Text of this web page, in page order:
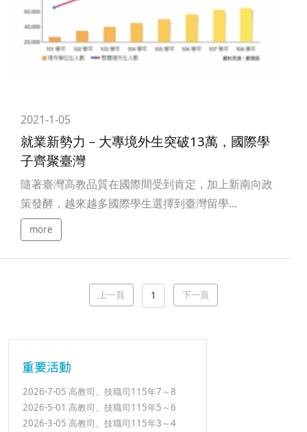
2021-1-05
就業新勢力－大專境外生突破13萬，國際學
子齊聚臺灣
隨著臺灣高教品質在國際間受到肯定，加上新南向政
策發酵，越來越多國際學生選擇到臺灣留學...
more
上一頁 下一頁
2026-7-05 高教司、技職司115年7～8
2026-5-01 高教司、技職司115年5～6
2026-3-05 高教司、技職司115年3～4